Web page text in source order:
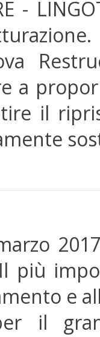
-
a
il
più
e
il